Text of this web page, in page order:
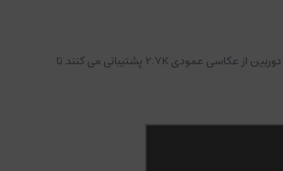
ایر 3 - DJI Air 3 عکس‌های ۴۸ مگاپیکسلی و ویدیوهای HDR تا ۴K/۶۰ فریم بر ثانیه از هر دو دوربین باشید. حداکثر مشخصات فیلم 4K/100fps است. علاوه بر این، هر دو دوربین از عکاسی عمودی 2.7K پشتیبانی می کنند تا